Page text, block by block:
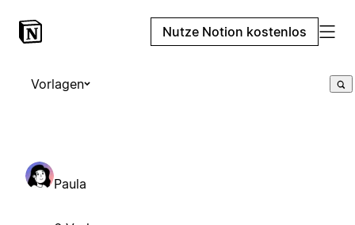
Nutze Notion kostenlos
Vorlagen
Paula